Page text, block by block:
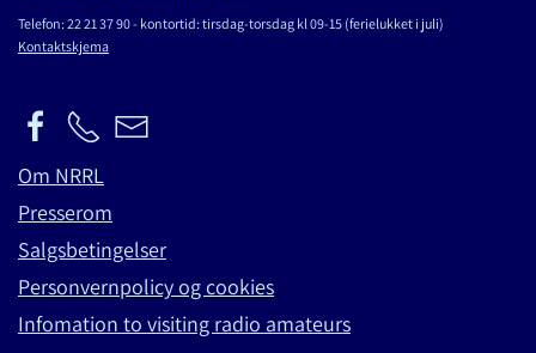
Telefon: 22 21 37 90 - kontortid: tirsdag-torsdag kl 09-15 (ferielukket i juli)
Kontaktskjema
Om NRRL
Presserom
Salgsbetingelser
Personvernpolicy og cookies
Infomation to visiting radio amateurs